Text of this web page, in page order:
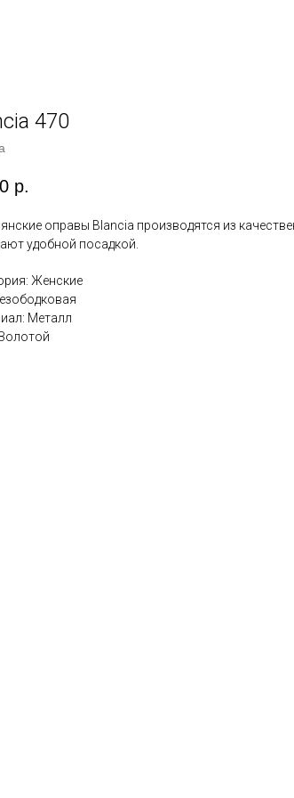
470
р.
оправы Blancia производятся из
удобной посадкой.
Женские
Металл